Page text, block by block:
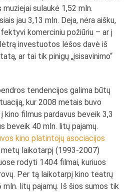
sulaukė 1,52 mln.
jau 3,13 mln. Deja, nėra aišku,
komerciniu požiūriu – ar į
investuotos lėšos davė iš
ar tai tik pinigų „įsisavinimo“
tendencijos galima būtų
kur 2008 metais buvo
kino filmus pardavus beveik 3,3
beveik 40 mln. litų pajamų.
kino platintojų asociacijos
metų laikotarpį (1993-2007)
rodyti 1404 filmai, kuriuos
Per tą laikotarpį kino teatrų
litų pajamų. Iš šios sumos tik